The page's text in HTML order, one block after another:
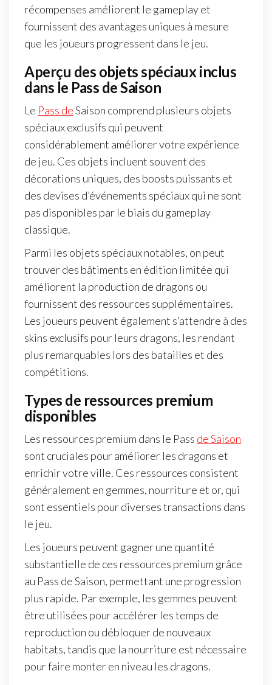
récompenses améliorent le gameplay et
fournissent des avantages uniques à mesure
que les joueurs progressent dans le jeu.
Aperçu des objets spéciaux inclus
dans le Pass de Saison
Le Pass deSaison comprend plusieurs objets
spéciaux exclusifs qui peuvent
considérablement améliorer votre expérience
de jeu. Ces objets incluent souvent des
décorations uniques, des boosts puissants et
des devises d’événements spéciaux qui ne sont
pas disponibles par le biais du gameplay
classique.
Parmi les objets spéciaux notables, on peut
trouver des bâtiments en édition limitée qui
améliorent la production de dragons ou
fournissent des ressources supplémentaires.
Les joueurs peuvent également s’attendre à des
skins exclusifs pour leurs dragons, les rendant
plus remarquables lors des batailles et des
compétitions.
Types de ressources premium
disponibles
Les ressources premium dans le Pass de Saison
sont cruciales pour améliorer les dragons et
enrichir votre ville. Ces ressources consistent
généralement en gemmes, nourriture et or, qui
sont essentiels pour diverses transactions dans
le jeu.
Les joueurs peuvent gagner une quantité
substantielle de ces ressources premium grâce
au Pass de Saison, permettant une progression
plus rapide. Par exemple, les gemmes peuvent
être utilisées pour accélérer les temps de
reproduction ou débloquer de nouveaux
habitats, tandis que la nourriture est nécessaire
pour faire monter en niveau les dragons.